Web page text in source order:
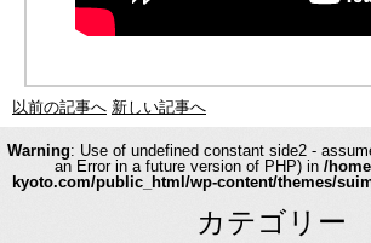
以前の記事へ 新しい記事へ
Warning: Use of undefined constant side2 -
an Error in a future version of PHP) in /
kyoto.com/public_html/wp-content/themes/
カテゴリー